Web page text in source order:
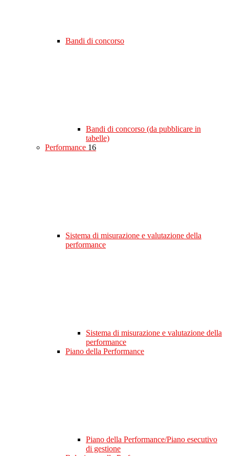
Bandi di concorso
Bandi di concorso (da pubblicare in
tabelle)
Performance 16
Sistema di misurazione e valutazione della
performance
Sistema di misurazione e valutazione della
performance
Piano della Performance
Piano della Performance/Piano esecutivo
di gestione